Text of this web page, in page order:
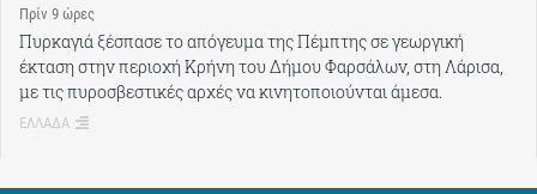
Πρίν 9 ώρες
Πυρκαγιά ξέσπασε το απόγευμα της Πέμπτης σε γεωργική
έκταση στην περιοχή Κρήνη του Δήμου Φαρσάλων, στη Λάρισα,
με τις πυροσβεστικές αρχές να κινητοποιούνται άμεσα.
ΕΛΛΑΔΑ